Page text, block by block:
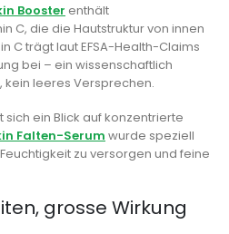
Booster enthält
C, die die Hautstruktur von innen
C trägt laut EFSA-Health-Claims
bei – ein wissenschaftlich
leeres Versprechen.
ein Blick auf konzentrierte
Falten-Serum wurde speziell
zu versorgen und feine
grosse Wirkung